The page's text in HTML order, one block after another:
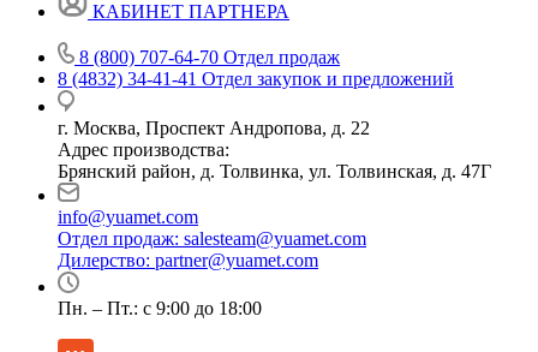
КАБИНЕТ ПАРТНЕРА
8 (800) 707-64-70 Отдел продаж
8 (4832) 34-41-41 Отдел закупок и предложений
г. Москва, Проспект Андропова, д. 22
Адрес производства:
Брянский район, д. Толвинка, ул. Толвинская, д. 47Г
info@yuamet.com
Отдел продаж: salesteam@yuamet.com
Дилерство: partner@yuamet.com
Пн. – Пт.: с 9:00 до 18:00